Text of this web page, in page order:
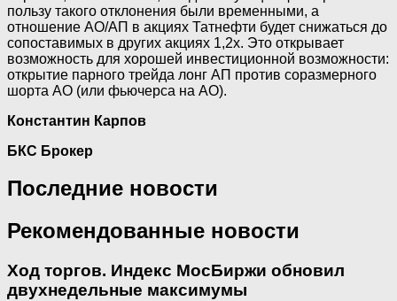
пользу такого отклонения были временными, а
отношение АО/АП в акциях Татнефти будет снижаться до
сопоставимых в других акциях 1,2х. Это открывает
возможность для хорошей инвестиционной возможности:
открытие парного трейда лонг АП против соразмерного
шорта АО (или фьючерса на АО).
Константин Карпов
БКС Брокер
Последние новости
Рекомендованные новости
Ход торгов. Индекс МосБиржи обновил
двухнедельные максимумы